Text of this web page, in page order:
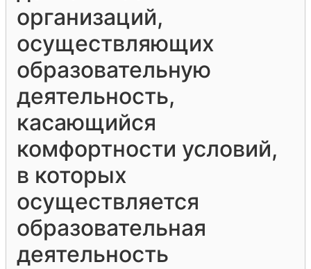
организаций,
осуществляющих
образовательную
деятельность,
касающийся
комфортности условий,
в которых
осуществляется
образовательная
деятельность